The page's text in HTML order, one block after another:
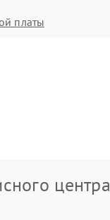
платы
центра